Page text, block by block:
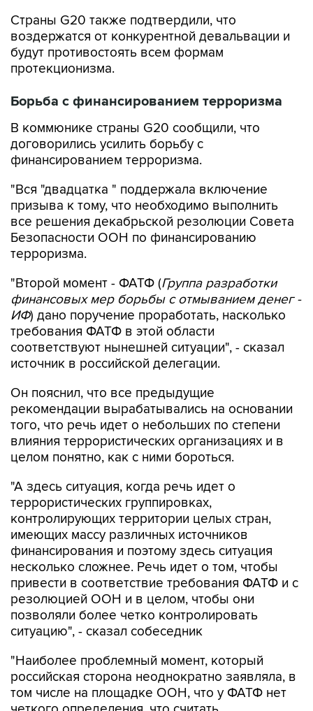
Страны G20 также подтвердили, что
воздержатся от конкурентной девальвации и
будут противостоять всем формам
протекционизма.
Борьба с финансированием терроризма
В коммюнике страны G20 сообщили, что
договорились усилить борьбу с
финансированием терроризма.
"Вся "двадцатка " поддержала включение
призыва к тому, что необходимо выполнить
все решения декабрьской резолюции Совета
Безопасности ООН по финансированию
терроризма.
"Второй момент - ФАТФ (Группа разработки
финансовых мер борьбы с отмыванием денег -
ИФ) дано поручение проработать, насколько
требования ФАТФ в этой области
соответствуют нынешней ситуации", - сказал
источник в российской делегации.
Он пояснил, что все предыдущие
рекомендации вырабатывались на основании
того, что речь идет о небольших по степени
влияния террористических организациях и в
целом понятно, как с ними бороться.
"А здесь ситуация, когда речь идет о
террористических группировках,
контролирующих территории целых стран,
имеющих массу различных источников
финансирования и поэтому здесь ситуация
несколько сложнее. Речь идет о том, чтобы
привести в соответствие требования ФАТФ и с
резолюцией ООН и в целом, чтобы они
позволяли более четко контролировать
ситуацию", - сказал собеседник
"Наиболее проблемный момент, который
российская сторона неоднократно заявляла, в
том числе на площадке ООН, что у ФАТФ нет